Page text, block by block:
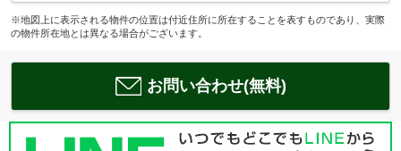
※地図上に表示される物件の位置は付近住所に所在することを表すものであり、実際
の物件所在地とは異なる場合がございます。
お問い合わせ(無料)